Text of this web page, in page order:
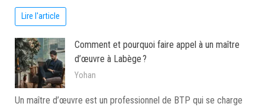
Lire l'article
Comment et pourquoi faire appel à un maître
d’œuvre à Labège ?
Yohan
Un maître d’œuvre est un professionnel de BTP qui se charge